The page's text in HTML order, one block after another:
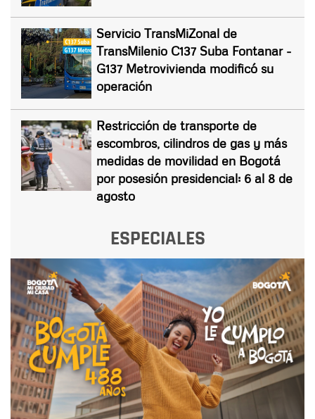
Servicio TransMiZonal de
TransMilenio C137 Suba Fontanar -
G137 Metrovivienda modificó su
operación
Restricción de transporte de
escombros, cilindros de gas y más
medidas de movilidad en Bogotá
por posesión presidencial: 6 al 8 de
agosto
ESPECIALES